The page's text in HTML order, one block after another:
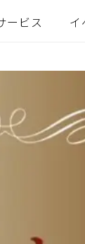
ービス イ